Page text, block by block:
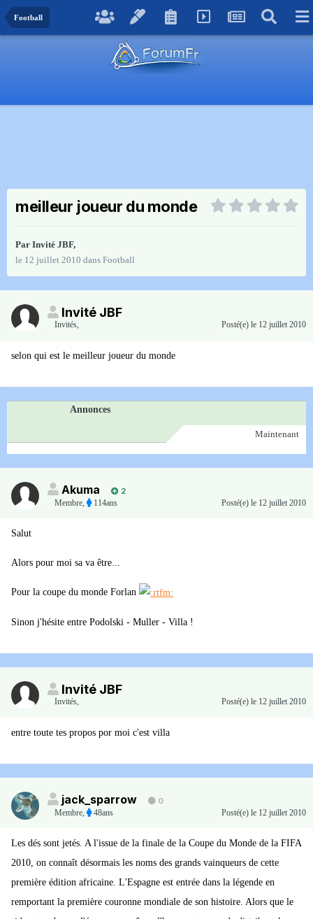
Football
meilleur joueur du monde
Par Invité JBF,
le 12 juillet 2010 dans Football
Invité JBF
Invités, Posté(e) le 12 juillet 2010
selon qui est le meilleur joueur du monde
Annonces
Maintenant
Akuma
2
Membre, 114ans Posté(e) le 12 juillet 2010
Salut
Alors pour moi sa va être...
Pour la coupe du monde Forlan
Sinon j'hésite entre Podolski - Muller - Villa !
Invité JBF
Invités, Posté(e) le 12 juillet 2010
entre toute tes propos por moi c'est villa
jack_sparrow
0
Membre, 48ans Posté(e) le 12 juillet 2010
Les dés sont jetés. A l'issue de la finale de la Coupe du Monde de la FIFA
2010, on connaît désormais les noms des grands vainqueurs de cette
première édition africaine. L'Espagne est entrée dans la légende en
remportant la première couronne mondiale de son histoire. Alors que le